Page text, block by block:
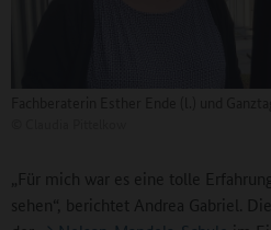
„Für mich war es eine tolle
sehen“, berichtet Andrea Gabriel.